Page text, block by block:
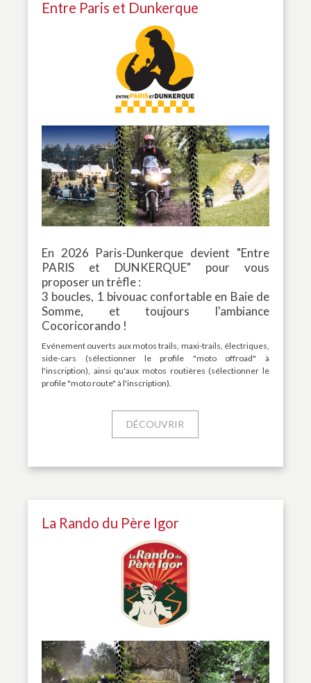
Entre Paris et Dunkerque
En 2026 Paris-Dunkerque devient "Entre
PARIS et DUNKERQUE" pour vous
proposer un trèfle :
3 boucles, 1 bivouac confortable en Baie de
Somme, et toujours l'ambiance
Cocoricorando !
Evénement ouverts aux motos trails, maxi-trails, électriques,
side-cars (sélectionner le profile "moto offroad" à
l'inscription), ainsi qu'aux motos routières (sélectionner le
profile "moto route" à l'inscription).
DÉCOUVRIR
La Rando du Père Igor